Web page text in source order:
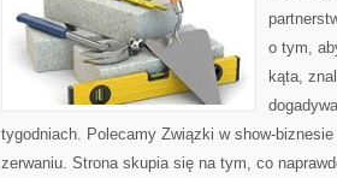
o tym,
kąta,
tygodniach. Polecamy Związki w show-
zerwaniu. Strona skupia się na tym, co